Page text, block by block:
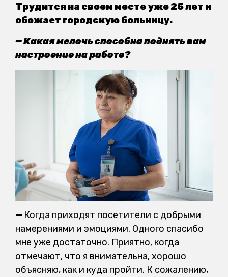
Трудится на своем месте уже 25 лет и
обожает городскую больницу.
— Какая мелочь способна поднять вам
настроение на работе?
— Когда приходят посетители с добрыми
намерениями и эмоциями. Одного спасибо
мне уже достаточно. Приятно, когда
отмечают, что я внимательна, хорошо
объясняю, как и куда пройти. К сожалению,